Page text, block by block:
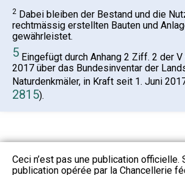
2 Dabei bleiben der Bestand und die
rechtmässig erstellten Bauten und
gewährleistet.
5 Eingefügt durch Anhang 2 Ziff. 2 der
2017 über das Bundesinventar der
Naturdenkmäler, in Kraft seit 1. Juni
2815).
Ceci n’est pas une publication officielle.
publication opérée par la Chancellerie